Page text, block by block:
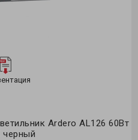
Ardero AL126 60Вт
черный